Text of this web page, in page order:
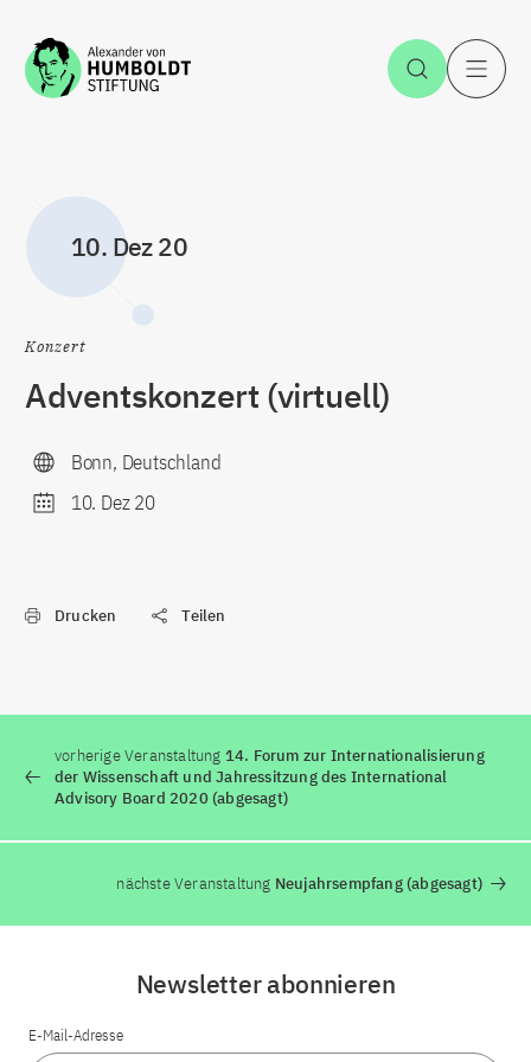
Zum Inhalt springen Suche
10. Dez 20
Konzert
Adventskonzert (virtuell)
Bonn, Deutschland
10. Dez 20
Drucken Teilen
vorherige Veranstaltung 14. Forum zur Internationalisierung
der Wissenschaft und Jahressitzung des International
Advisory Board 2020 (abgesagt)
nächste Veranstaltung Neujahrsempfang (abgesagt)
Newsletter abonnieren
E-Mail-Adresse